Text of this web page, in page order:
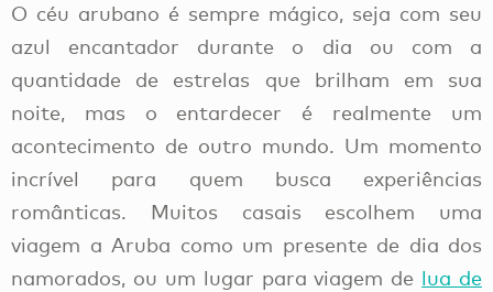
O céu arubano é sempre mágico, seja com seu
azul encantador durante o dia ou com a
quantidade de estrelas que brilham em sua
noite, mas o entardecer é realmente um
acontecimento de outro mundo. Um momento
incrível para quem busca experiências
românticas. Muitos casais escolhem uma
viagem a Aruba como um presente de dia dos
namorados, ou um lugar para viagem de lua de